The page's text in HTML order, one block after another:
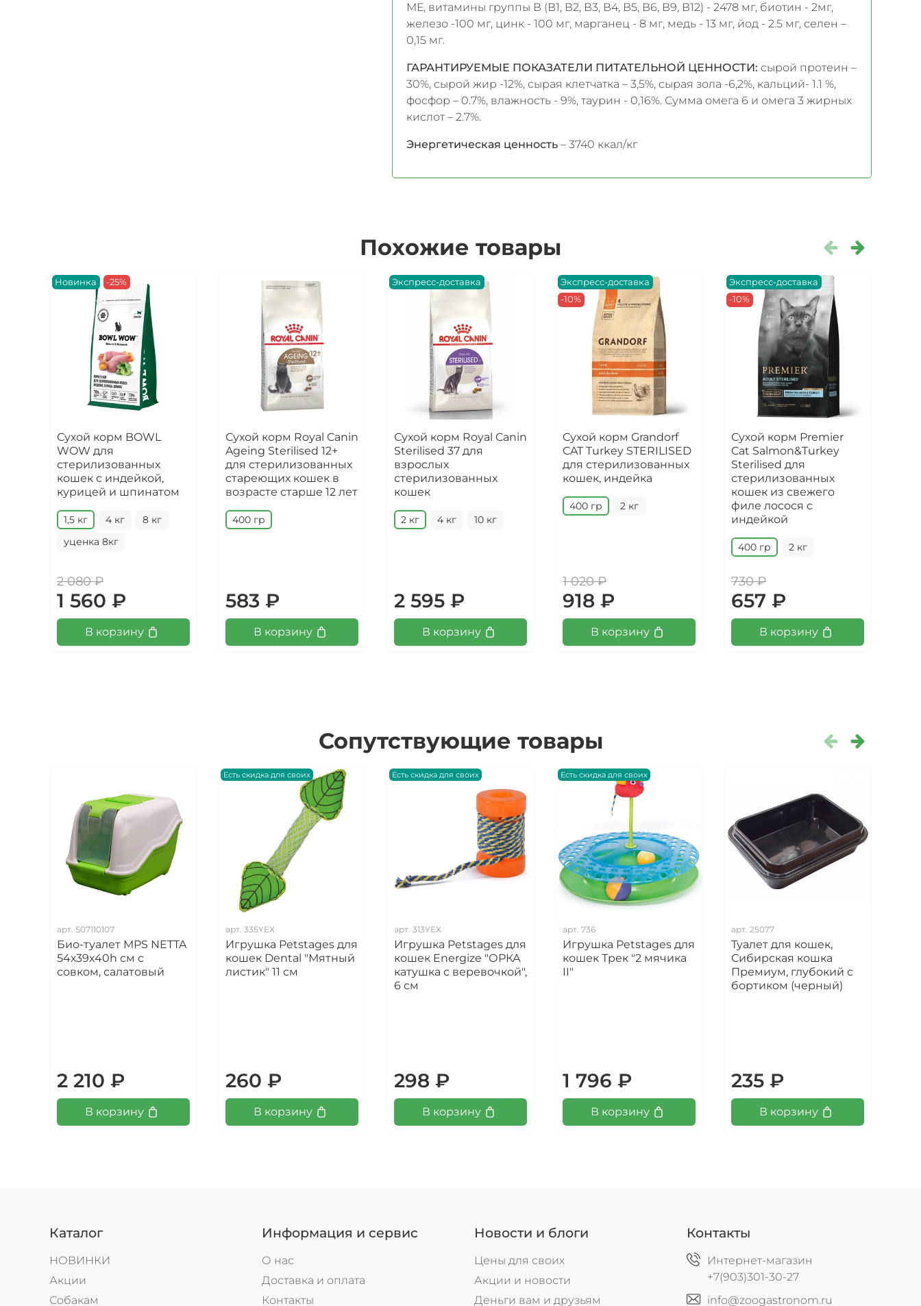
МЕ, витамины группы В (В1, В2, В3, В4, В5, В6, В9, В12) - 2478 мг, биотин - 2мг,
железо -100 мг, цинк - 100 мг, марганец - 8 мг, медь - 13 мг, йод - 2.5 мг, селен –
0,15 мг.
ГАРАНТИРУЕМЫЕ ПОКАЗАТЕЛИ ПИТАТЕЛЬНОЙ ЦЕННОСТИ: сырой протеин –
30%, сырой жир -12%, сырая клетчатка – 3,5%, сырая зола -6,2%, кальций- 1.1 %,
фосфор – 0.7%, влажность - 9%, таурин - 0,16%. Сумма омега 6 и омега 3 жирных
кислот – 2.7%.
Энергетическая ценность – 3740 ккал/кг
Похожие товары
Новинка -25%
Сухой корм BOWL
WOW для
стерилизованных
кошек с индейкой,
курицей и шпинатом
1,5 кг 4 кг
8 кг
уценка 8кг
2 080 ₽
1 560 ₽
В корзину
Сухой корм Royal Canin
Ageing Sterilised 12+
для стерилизованных
стареющих кошек в
возрасте старше 12 лет
400 гр
583 ₽
В корзину
Экспресс-доставка
Сухой корм Royal Canin
Sterilised 37 для
взрослых
стерилизованных
кошек
2 кг 4 кг 10 кг
2 595 ₽
В корзину
Экспресс-доставка
-10%
Сухой корм Grandorf
CAT Turkey STERILISED
для стерилизованных
кошек, индейка
400 гр 2 кг
1 020 ₽
918 ₽
В корзину
Экспресс-доставка
-10%
Сухой корм Premier
Cat Salmon&Turkey
Sterilised для
стерилизованных
кошек из свежего
филе лосося с
индейкой
400 гр 2 кг
730 ₽
657 ₽
В корзину
Сопутствующие товары
арт. S07110107
Био-туалет MPS NETTA
54х39х40h см с
совком, салатовый
2 210 ₽
В корзину
Есть скидка для своих
арт. 335YEX
Игрушка Petstages для
кошек Dental "Мятный
листик" 11 см
260 ₽
В корзину
Есть скидка для своих
арт. 313YEX
Игрушка Petstages для
кошек Energize "ОРКА
катушка с веревочкой",
6 см
298 ₽
В корзину
Есть скидка для своих
арт. 736
Игрушка Petstages для
кошек Трек "2 мячика
II"
1 796 ₽
В корзину
арт. 25077
Туалет для кошек,
Сибирская кошка
Премиум, глубокий с
бортиком (черный)
235 ₽
В корзину
Каталог
НОВИНКИ
Акции
Собакам
Информация и сервис
О нас
Доставка и оплата
Контакты
Новости и блоги
Цены для своих
Акции и новости
Деньги вам и друзьям
Контакты
Интернет-магазин
+7(903)301-30-27
info@zoogastronom.ru